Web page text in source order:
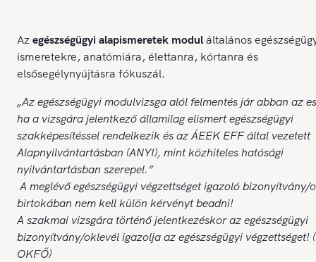
Azegészségügyi alapismeretek moduláltalános
ismeretekre, anatómiára, élettanra, kórtanra és
elsősegélynyújtásra fókuszál.
„Az egészségügyi modulvizsga alól felmentés jár abban az
ha a vizsgára jelentkező államilag elismert egészségügyi
szakképesítéssel rendelkezik és az ÁEEK EFF által vezetett
Alapnyilvántartásban (ANYI), mint közhiteles hatósági
nyilvántartásban szerepel.”
A meglévő egészségügyi végzettséget igazoló bizonyítvány/
birtokában nem kell külön kérvényt beadni!
A szakmai vizsgára történő jelentkezéskor az egészségügyi
bizonyítvány/oklevél igazolja az egészségügyi végzettséget!
OKFŐ)